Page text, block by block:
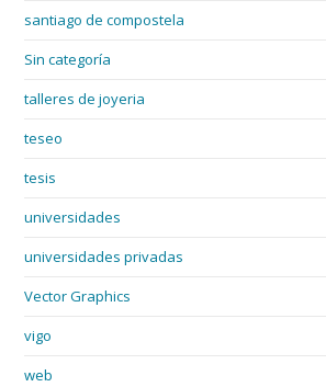
santiago de compostela
Sin categoría
talleres de joyeria
teseo
tesis
universidades
universidades privadas
Vector Graphics
vigo
web